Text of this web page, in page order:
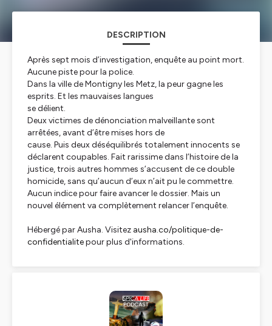
DESCRIPTION
Après sept mois d’investigation, enquête au point mort.
Aucune piste pour la police.
Dans la ville de Montigny les Metz, la peur gagne les
esprits. Et les mauvaises langues
se délient.
Deux victimes de dénonciation malveillante sont
arrêtées, avant d’être mises hors de
cause. Puis deux déséquilibrés totalement innocents se
déclarent coupables. Fait rarissime dans l’histoire de la
justice, trois autres hommes s’accusent de ce double
homicide, sans qu’aucun d’eux n’ait pu le commettre.
Aucun indice pour faire avancer le dossier. Mais un
nouvel élément va complètement relancer l’enquête.
Hébergé par Ausha. Visitez ausha.co/politique-de-
confidentialitepour plus d'informations.